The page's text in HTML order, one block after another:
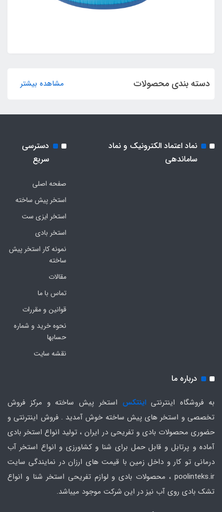
دسته بندی محصولات مشاهده بیشتر
نماد اعتماد الکترونیک و نماد
ساماندهی
دسترسی
سریع
صفحه اصلی
استخر پیش ساخته
استخر ایزی ست
استخر بادی
نمونه کار استخر پیش
ساخته
مقالات
تماس با ما
قوانین و مقررات
نحوه خرید و شماره
حسابها
نقشه سایت
درباره ما
به فروشگاه اینترنتیاینتکس استخر پیش ساخته و مرکز فروش
تخصصی و استخر های پیش ساخته خوش آمدید . فروش اینترنتی و
حضوری محصولات بادی و تفریحی در ایران ، تولید انواع استخر بادی
آماده و پرتابل و قابل حمل برای شنا و کشاورزی و انواع استخر آب
درمانی تو کار و داخل زمین با قیمت های ارزان در نمایندگی سایت
poolinteks.ir ، محصولات بادی و لوازم تفریحی استخر شنا و انواع
تشک بادی روی آب نیز در این شرکت موجود میباشد.